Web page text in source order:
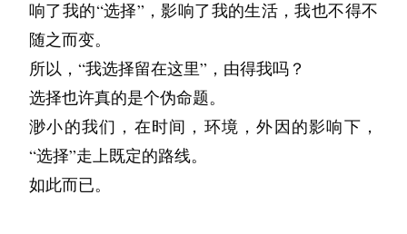
在我想我猜到了。你大概是在跟它说：“你先回
去，我会来找你的。”
你已经来了。
我不确定这封信什么时候到你手上，也不确定你
会在哪里读到它。但是我知道你会读到的。
你的朋友
A爷爷
虽然是不值一提的，朴素不过的日常，点点滴滴
组成了我最放松的，最温馨的时光。
博文要回去了。他要跟我借书看，但是我没有小
孩可以看的书。他摇摇头，说他看到阿然房间架
子上有本漫画。我跟他走进去，那漫画是之前我
给她买来当参考的，书脊已经被翻到开裂了。那
“多大人了，还搞这套。”
“是你我才愿意这么做。我知道当年结婚的时候
你在担心我舍弃了理想。现在好了，你可以堂堂
正正把它拿了，这捧花就是一心一意为你准备
的。”
时代的设计，在中国各单位落地生根的时候，通
常只是进行了小修小改。最大的不同，应该是两
栋家属楼之间的间距更大，塞进了一些绿化和公
共设施。
车子缓缓驶过4栋的一个个单元门，魏师傅偏过
头来问袁丽：“姑娘，你们在哪里下车？”
“爷爷，就停在前面那个秋千那里！”一路上都没
了两瓶水，俩人坐在路边吹着风。
夏楠说：“我那帮朋友是开玩笑的，你干嘛那么
当真，喝那么多酒”
陈墨有气无力的说：“第一次跟你朋友吃饭，不
想让你栽面儿……”
没等说完，又吐了几口，夏楠拍拍他的背，陈墨
色T恤理着平头的男子，从我身边跑过，我突然
被滑倒了一下，多感谢这次滑倒，我躲过了他从
我身后打出的子弹。
如果按照小说的思维来讲，这个时候，我手里也
应该拿着一把手枪，然后把这帮亡命之徒一个个
全部击毙了。可是，这并不是小说里的情节，我
考虑到那个人从右边路口跑过来的，我断定右边
我是想留居此地的。所以即使要换，也要先找本
地的。心理上预热，接受一定程度的降薪。
中年人背的都是责任，哪还有什么理想呢？
如果老天真的不想让我在这苟活且生，那就随命
运漂流吧。
响了我的“选择”，影响了我的生活，我也不得不
随之而变。
所以，“我选择留在这里”，由得我吗？
选择也许真的是个伪命题。
渺小的我们，在时间，环境，外因的影响下，
“选择”走上既定的路线。
如此而已。